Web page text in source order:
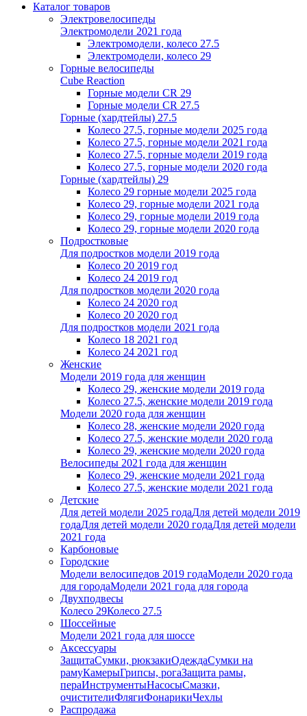
Каталог товаров
Электровелосипеды
Электромодели 2021 года
Электромодели, колесо 27.5
Электромодели, колесо 29
Горные велосипеды
Cube Reaction
Горные модели CR 29
Горные модели CR 27.5
Горные (хардтейлы) 27.5
Колесо 27.5, горные модели 2025 года
Колесо 27.5, горные модели 2021 года
Колесо 27.5, горные модели 2019 года
Колесо 27.5, горные модели 2020 года
Горные (хардтейлы) 29
Колесо 29 горные модели 2025 года
Колесо 29, горные модели 2021 года
Колесо 29, горные модели 2019 года
Колесо 29, горные модели 2020 года
Подростковые
Для подростков модели 2019 года
Колесо 20 2019 год
Колесо 24 2019 год
Для подростков модели 2020 года
Колесо 24 2020 год
Колесо 20 2020 год
Для подростков модели 2021 года
Колесо 18 2021 год
Колесо 24 2021 год
Женскиe
Модели 2019 года для женщин
Колесо 29, женские модели 2019 года
Колесо 27.5, женские модели 2019 года
Модели 2020 года для женщин
Колесо 28, женские модели 2020 года
Колесо 27.5, женские модели 2020 года
Колесо 29, женские модели 2020 года
Велосипеды 2021 года для женщин
Колесо 29, женские модели 2021 года
Колесо 27.5, женские модели 2021 года
Детские
Для детей модели 2025 годаДля детей модели 2019
годаДля детей модели 2020 годаДля детей модели
2021 года
Карбоновые
Городские
Модели велосипедов 2019 годаМодели 2020 года
для городаМодели 2021 года для города
Двухподвесы
Колесо 29Колесо 27.5
Шоссейные
Модели 2021 года для шоссе
Аксессуары
ЗащитаСумки, рюкзакиОдеждаСумки на
рамуКамерыГрипсы, рогаЗащита рамы,
пераИнструментыНасосыСмазки,
очистителиФлягиФонарикиЧехлы
Распродажа